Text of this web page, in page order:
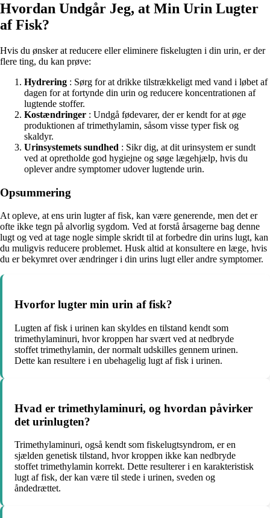
Hvordan Undgår Jeg, at Min Urin Lugter
af Fisk?
Hvis du ønsker at reducere eller eliminere fiskelugten i din urin, er der
flere ting, du kan prøve:
Hydrering : Sørg for at drikke tilstrækkeligt med vand i løbet af
dagen for at fortynde din urin og reducere koncentrationen af
lugtende stoffer.
Kostændringer : Undgå fødevarer, der er kendt for at øge
produktionen af trimethylamin, såsom visse typer fisk og
skaldyr.
Urinsystemets sundhed : Sikr dig, at dit urinsystem er sundt
ved at opretholde god hygiejne og søge lægehjælp, hvis du
oplever andre symptomer udover lugtende urin.
Opsummering
At opleve, at ens urin lugter af fisk, kan være generende, men det er
ofte ikke tegn på alvorlig sygdom. Ved at forstå årsagerne bag denne
lugt og ved at tage nogle simple skridt til at forbedre din urins lugt, kan
du muligvis reducere problemet. Husk altid at konsultere en læge, hvis
du er bekymret over ændringer i din urins lugt eller andre symptomer.
Hvorfor lugter min urin af fisk?
Lugten af fisk i urinen kan skyldes en tilstand kendt som
trimethylaminuri, hvor kroppen har svært ved at nedbryde
stoffet trimethylamin, der normalt udskilles gennem urinen.
Dette kan resultere i en ubehagelig lugt af fisk i urinen.
Hvad er trimethylaminuri, og hvordan påvirker
det urinlugten?
Trimethylaminuri, også kendt som fiskelugtsyndrom, er en
sjælden genetisk tilstand, hvor kroppen ikke kan nedbryde
stoffet trimethylamin korrekt. Dette resulterer i en karakteristisk
lugt af fisk, der kan være til stede i urinen, sveden og
åndedrættet.